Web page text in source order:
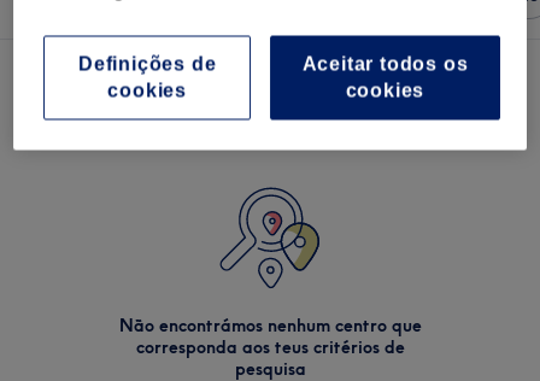
Não encontrámos nenhum centro que
corresponda aos teus critérios de
pesquisa
Aceitar todos os
cookies
Definições de
cookies